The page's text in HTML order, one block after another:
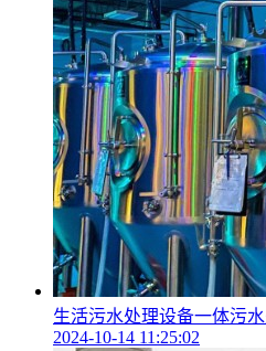
生活污水处理设备一体污
2024-10-14 11:25:02